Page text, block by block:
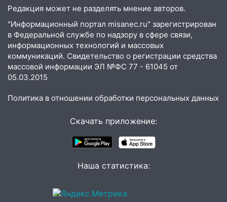
Редакция может не разделять мнение авторов.
"Информационный портал misanec.ru" зарегистрирован
в Федеральной службе по надзору в сфере связи,
информационных технологий и массовых
коммуникаций. Свидетельство о регистрации средства
массовой информации ЭЛ №ФС 77 - 61045 от
05.03.2015
Политика в отношении обработки персональных данных
Скачать приложение:
Наша статистика: